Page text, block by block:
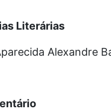
Literárias
Alexandre